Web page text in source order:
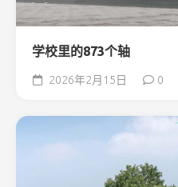
学校里的873个轴
2026年2月15日 0